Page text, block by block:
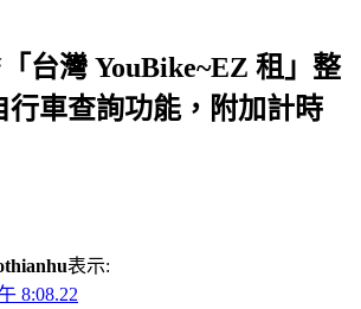
台灣 YouBike~EZ 租」整
行車查詢功能，附加計時
表示:
8:08.22